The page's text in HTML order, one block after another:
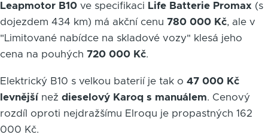
Leapmotor B10 ve specifikaci Life Batterie Promax (s
dojezdem 434 km) má akční cenu 780 000 Kč, ale v
"Limitované nabídce na skladové vozy" klesá jeho
cena na pouhých 720 000 Kč.
Elektrický B10 s velkou baterií je tak o 47 000 Kč
levnější než dieselový Karoq s manuálem. Cenový
rozdíl oproti nejdražšímu Elroqu je propastných 162
000 Kč.